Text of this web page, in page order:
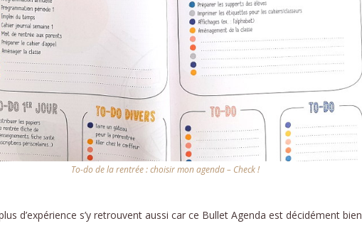
To-do de la rentrée : choisir mon agenda – Check !
d’expérience s’y retrouvent aussi car ce Bullet Agenda est décidément bien